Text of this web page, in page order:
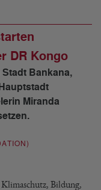
DR Kongo
Bankana,
Miranda
Bildung,